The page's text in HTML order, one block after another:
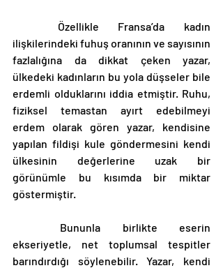
ilişkilerindeki fuhuş oranının ve sayısının
fazlalığına da dikkat çeken yazar,
ülkedeki kadınların bu yola düşseler bile
erdemli olduklarını iddia etmiştir. Ruhu,
fiziksel temastan ayırt edebilmeyi
erdem olarak gören yazar, kendisine
yapılan fildişi kule göndermesini kendi
ülkesinin değerlerine uzak bir
görünümle bu kısımda bir miktar
göstermiştir.
ekseriyetle, net toplumsal tespitler
barındırdığı söylenebilir. Yazar, kendi